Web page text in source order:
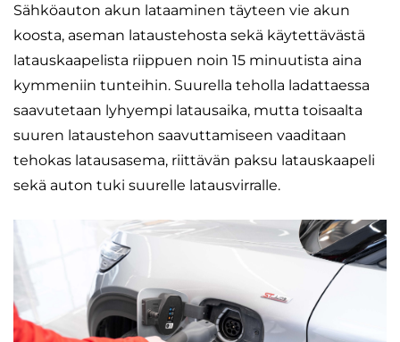
Sähköauton akun lataaminen täyteen vie akun
koosta, aseman lataustehosta sekä käytettävästä
latauskaapelista riippuen noin 15 minuutista aina
kymmeniin tunteihin. Suurella teholla ladattaessa
saavutetaan lyhyempi latausaika, mutta toisaalta
suuren lataustehon saavuttamiseen vaaditaan
tehokas latausasema, riittävän paksu latauskaapeli
sekä auton tuki suurelle latausvirralle.